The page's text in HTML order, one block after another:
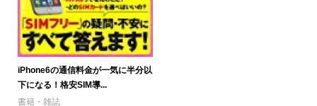
iPhone6の通信料金が一気に半分以
下になる！格安SIM導...
書籍・雑誌